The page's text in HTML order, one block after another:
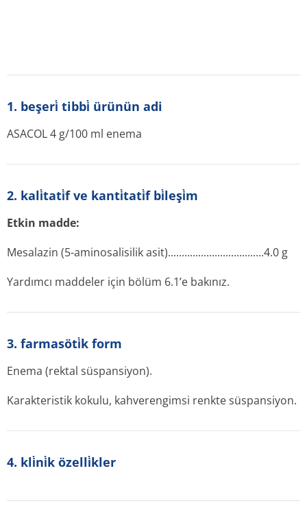
1. beşeri̇ tibbi̇ ürünün adi
ASACOL 4 g/100 ml enema
2. kali̇tati̇f ve kanti̇tati̇f bi̇leşi̇m
Etkin madde:
Mesalazin (5-aminosalisilik asit)........­.............­.............­.4.0 g
Yardımcı maddeler için bölüm 6.1’e bakınız.
3. farmasöti̇k form
Enema (rektal süspansiyon).
Karakteristik kokulu, kahverengimsi renkte süspansiyon.
4. kli̇ni̇k özelli̇kler